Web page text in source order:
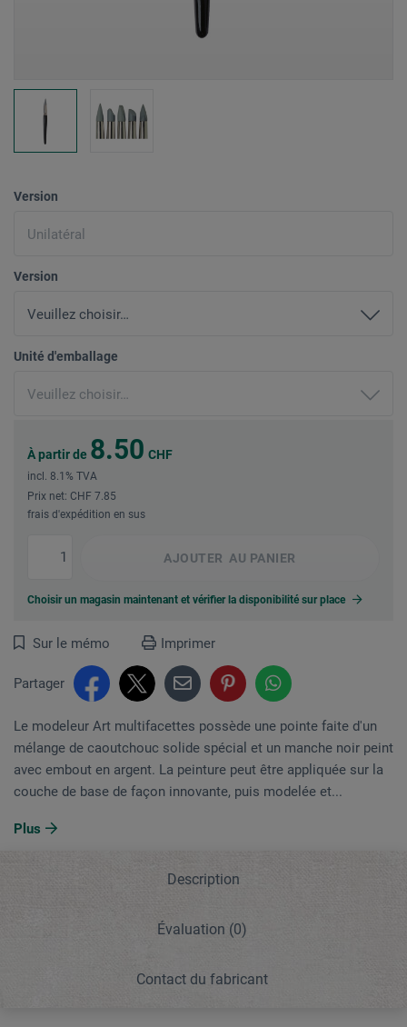
Version
Version
Unité d'emballage
À partir de 8.50 CHF
incl. 8.1% TVA
Prix net: CHF 7.85
frais d'expédition en sus
AJOUTER AU PANIER
Choisir un magasin maintenant et vérifier la disponibilité sur place
Sur le mémo Imprimer
Partager
Le modeleur Art multifacettes possède une pointe faite d'un
mélange de caoutchouc solide spécial et un manche noir peint
avec embout en argent. La peinture peut être appliquée sur la
couche de base de façon innovante, puis modelée et...
Plus
Description
Évaluation (0)
Contact du fabricant